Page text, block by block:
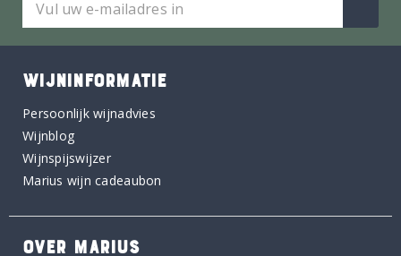
WIJNINFORMATIE
Persoonlijk wijnadvies
Wijnblog
Wijnspijswijzer
Marius wijn cadeaubon
OVER MARIUS